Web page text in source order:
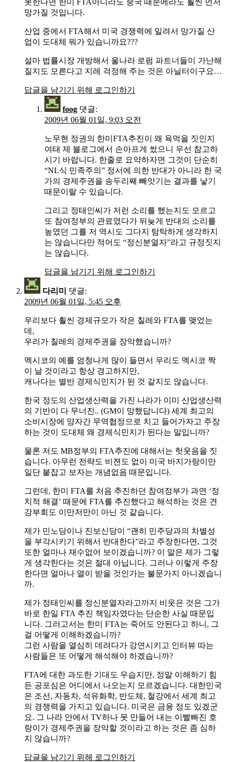
망가질 것입니다.
산업 중에서 FTA해서 미국 경쟁력에 밀려서 망가질 산
업이 도대체 뭐가 있습니까요???
설마 법률시장 개방해서 울나라 로펌 파트너들이 가난해
질지도 모른다고 지레 걱정해 주는 것은 아닐터이구요…
답글을 남기기 위해 로그인하기
foog 댓글:
2009년 06월 01일, 9:03 오전
노무현 정권의 한미FTA추진이 왜 욕먹을 짓인지
여태 제 블로그에서 손아프게 썼으니 우선 참고하
시기 바랍니다. 한줄로 요약하자면 그것이 단순히
“NL식 민족주의” 정서에 의한 반대가 아니라 한 국
가의 경제주권을 송두리째 빼앗기는 결과를 낳기
때문이랄 수 있습니다.
그리고 정태인씨가 저런 소리를 했는지도 모르고
또 참여정부의 관료였다가 뒤늦게 반대의 소리를
높였던 그를 저 역시도 그다지 탐탁하게 생각하지
는 않습니다만 적어도 “정신분열자”라고 규정짓지
는 않습니다.
답글을 남기기 위해 로그인하기
다리미
댓글:
2009년 06월 01일, 5:45 오후
우리보다 훨씬 경제규모가 작은 칠레와 FTA를 맺었는
데,
우리가 칠레의 경제주권을 장악했습니까?
멕시코의 예를 엄청나게 많이 들면서 우리도 멕시코 짝
이 날 것이라고 항상 경고하지만,
캐나다는 별반 경제식민지가 된 것 같지도 않습니다.
한국 정도의 산업생산력을 가진 나라가 이미 산업생산력
의 기반이 다 무너진.. (GM이 망했답니다) 세계 최고의
소비시장에 양자간 무역협정으로 치고 들어가자고 주장
하는 것이 도대체 왜 경제식민지가 된다는 말입니까?
물론 저도 MB정부의 FTA추진에 대해서는 헛웃음을 짓
습니다. 아무런 전략도 비젼도 없이 미국 바지가랑이만
일단 붙잡고 보자는 개념없음 때문입니다.
그런데, 한미 FTA를 처음 추진하던 참여정부가 과연 ‘정
치적 해결’ 때문에 FTA를 추진했다고 해석하는 것은 견
강부회도 이만저만이 아닌 것 같습니다.
제가 민노당이나 진보신당이 “괜히 민주당과의 차별성
을 부각시키기 위해서 반대한다”라고 주장한다면, 그것
또한 얼마나 재수없어 보이겠습니까? 이 말은 제가 그렇
게 생각한다는 것은 절대 아닙니다. 그러나 이렇게 주장
한다면 얼마나 열이 받을 것인가는 불문가지 아니겠습니
까.
제가 정태인씨를 정신분열자라고까지 비웃은 것은 그가
바로 한일 FTA 추진 책임자였다는 단순한 사실 때문입
니다. 그러고서는 한미 FTA는 죽어도 안된다고 하니, 그
걸 어떻게 이해하겠습니까?
그런 사람을 열심히 데려다가 강연시키고 인터뷰 따는
사람들은 또 어떻게 해석해야 하겠습니까?
FTA에 대한 과도한 기대도 우습지만, 정말 이해하기 힘
든 공포심은 어디에서 나오는지 모르겠습니다. 대한민국
은 조선, 자동차, 석유화학, 반도체, 철강에서 세계 최고
의 경쟁력을 가지고 있습니다. 미국은 금융 정도 있겠군
요. 그 나라 안에서 TV하나 못 만들어 내는 이빨빠진 호
랑이가 경제주권을 장악할 것이라고 하는 것은 좀 심하
지 않습니까?
답글을 남기기 위해 로그인하기